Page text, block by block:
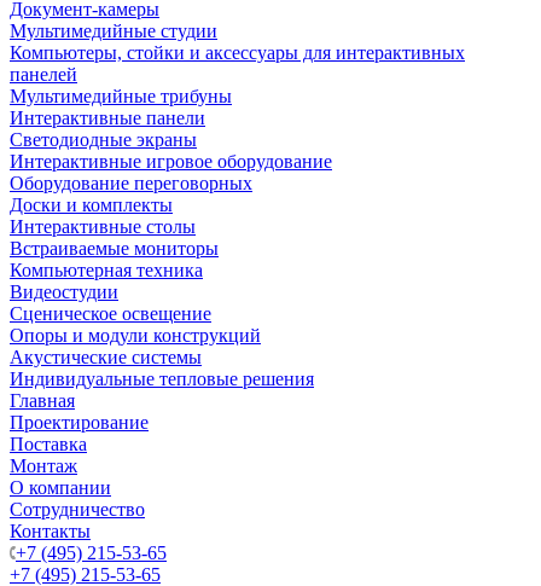
Документ-камеры
Мультимедийные студии
Компьютеры, стойки и аксессуары для интерактивных
панелей
Мультимедийные трибуны
Интерактивные панели
Светодиодные экраны
Интерактивные игровое оборудование
Оборудование переговорных
Доски и комплекты
Интерактивные столы
Встраиваемые мониторы
Компьютерная техника
Видеостудии
Cценическое освещение
Опоры и модули конструкций
Акустические системы
Индивидуальные тепловые решения
Главная
Проектирование
Поставка
Монтаж
О компании
Сотрудничество
Контакты
+7 (495) 215-53-65
+7 (495) 215-53-65